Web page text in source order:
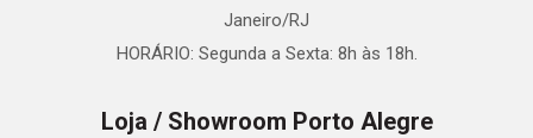
Janeiro/RJ
HORÁRIO: Segunda a Sexta: 8h às 18h.
Loja / Showroom Porto Alegre